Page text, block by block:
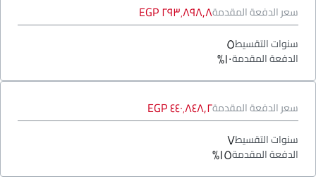
سعر الدفعة المقدمة٢٩٣٬٨٩٨٫٨ EGP
سنوات التقسيط٥
الدفعة المقدمة١٠%
سعر الدفعة المقدمة٤٤٠٬٨٤٨٫٢ EGP
سنوات التقسيط٧
الدفعة المقدمة١٥%